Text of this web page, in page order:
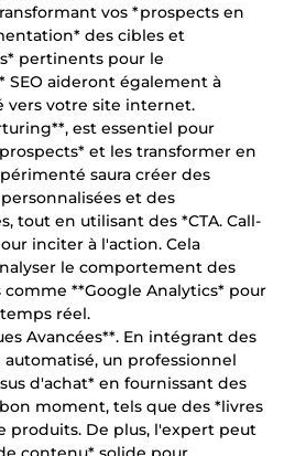
vos *prospects en
des cibles et
pertinents pour le
aideront également à
vers votre site internet.
est essentiel pour
et les transformer en
saura créer des
et des
tout en utilisant des *CTA. Call-
inciter à l'action. Cela
le comportement des
**Google Analytics* pour
réel.
Avancées**. En intégrant des
un professionnel
d'achat* en fournissant des
moment, tels que des *livres
produits. De plus, l'expert peut